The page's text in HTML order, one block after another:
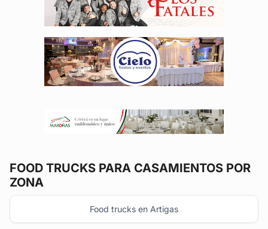
FOOD TRUCKS PARA CASAMIENTOS POR
ZONA
Food trucks en Artigas